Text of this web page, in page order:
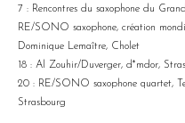
7 : Rencontres du saxophone du
RE/SONO saxophone, création
Dominique Lemaître, Cholet
18 : Al Zouhir/Duverger, d*mdor,
20 : RE/SONO saxophone quartet,
Strasbourg